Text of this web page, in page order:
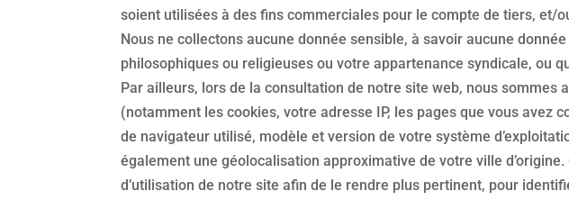
soient utilisées à des fins commerciales pour le compte de tiers, et/
Nous ne collectons aucune donnée sensible, à savoir aucune
philosophiques ou religieuses ou votre appartenance syndicale, ou
Par ailleurs, lors de la consultation de notre site web, nous
(notamment les cookies, votre adresse IP, les pages que vous
de navigateur utilisé, modèle et version de votre système
également une géolocalisation approximative de votre ville
d’utilisation de notre site afin de le rendre plus pertinent, pour